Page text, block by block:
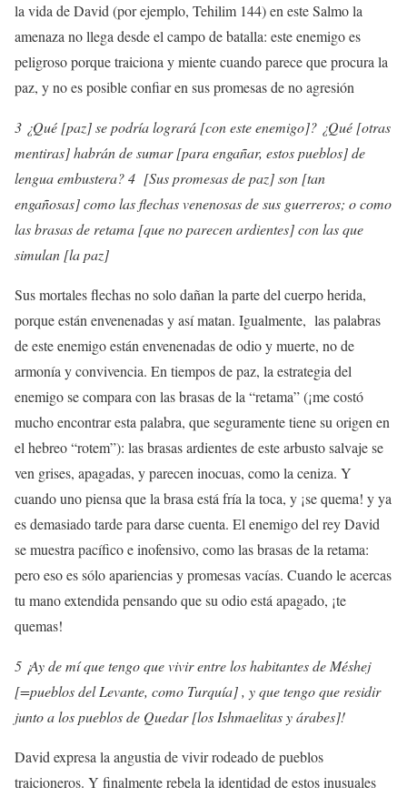
la vida de David (por ejemplo, Tehilim 144) en este Salmo la
amenaza no llega desde el campo de batalla: este enemigo es
peligroso porque traiciona y miente cuando parece que procura la
paz, y no es posible confiar en sus promesas de no agresión
3 ¿Qué [paz] se podría logrará [con este enemigo]? ¿Qué [otras
mentiras] habrán de sumar [para engañar, estos pueblos] de
lengua embustera? 4 [Sus promesas de paz] son [tan
engañosas] como las flechas venenosas de sus guerreros; o como
las brasas de retama [que no parecen ardientes] con las que
simulan [la paz]
Sus mortales flechas no solo dañan la parte del cuerpo herida,
porque están envenenadas y así matan. Igualmente, las palabras
de este enemigo están envenenadas de odio y muerte, no de
armonía y convivencia. En tiempos de paz, la estrategia del
enemigo se compara con las brasas de la “retama” (¡me costó
mucho encontrar esta palabra, que seguramente tiene su origen en
el hebreo “rotem”): las brasas ardientes de este arbusto salvaje se
ven grises, apagadas, y parecen inocuas, como la ceniza. Y
cuando uno piensa que la brasa está fría la toca, y ¡se quema! y ya
es demasiado tarde para darse cuenta. El enemigo del rey David
se muestra pacífico e inofensivo, como las brasas de la retama:
pero eso es sólo apariencias y promesas vacías. Cuando le acercas
tu mano extendida pensando que su odio está apagado, ¡te
quemas!
5 ¡Ay de mí que tengo que vivir entre los habitantes de Méshej
[=pueblos del Levante, como Turquía] , y que tengo que residir
junto a los pueblos de Quedar [los Ishmaelitas y árabes]!
David expresa la angustia de vivir rodeado de pueblos
traicioneros. Y finalmente rebela la identidad de estos inusuales